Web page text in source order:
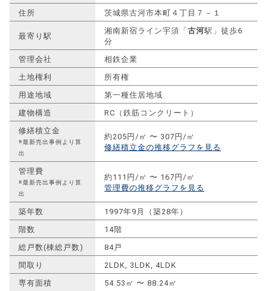
住所
茨城県古河市本町４丁目７－１
最寄り駅
湘南新宿ライン宇須「古河駅」徒歩6
分
管理会社
相鉄企業
土地権利
所有権
用途地域
第一種住居地域
建物構造
RC（鉄筋コンクリート）
修繕積立金
※最新売出事例より算
出
約205円/㎡ 〜 307円/㎡
修繕積立金の推移グラフを見る
管理費
※最新売出事例より算
出
約111円/㎡ 〜 167円/㎡
管理費の推移グラフを見る
築年数
1997年9月（築28年）
階数
14階
総戸数(棟総戸数)
84戸
間取り
2LDK, 3LDK, 4LDK
専有面積
54.53㎡ 〜 88.24㎡